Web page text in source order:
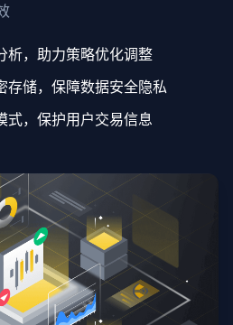
析，助力策略优化调整
存储，保障数据安全隐私
式，保护用户交易信息